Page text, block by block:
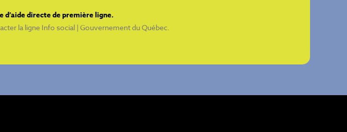
d’aide directe de première ligne.
la ligne Info social | Gouvernement du Québec.